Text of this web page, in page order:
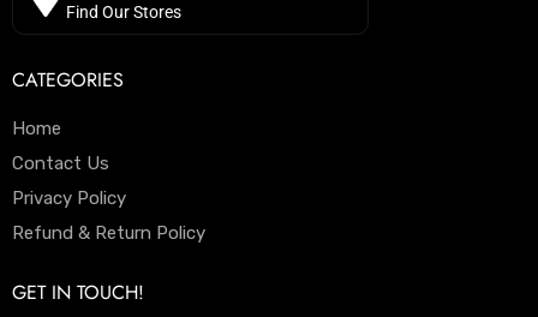
Find Our Stores
CATEGORIES
Home
Contact Us
Privacy Policy
Refund & Return Policy
GET IN TOUCH!